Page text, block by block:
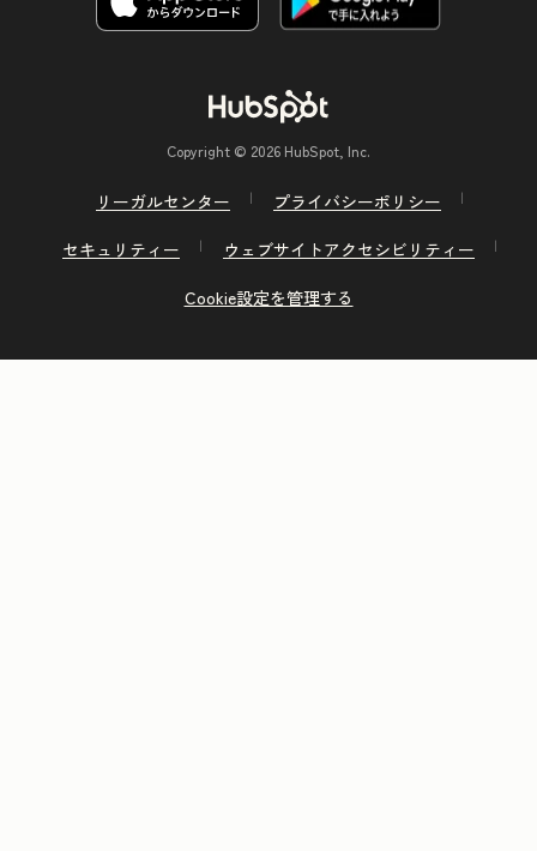
Copyright © 2026 HubSpot, Inc.
リーガルセンター
プライバシーポリシー
セキュリティー
ウェブサイトアクセシビリティー
Cookie設定を管理する